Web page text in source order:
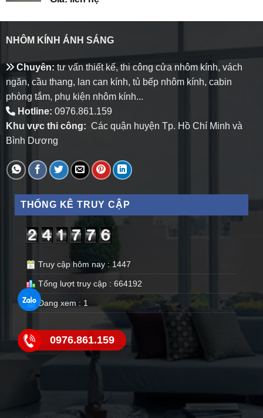
NHÔM KÍNH ÁNH SÁNG
Chuyên: tư vấn thiết kế, thi công cửa nhôm kính, vách
ngăn, cầu thang, lan can kính, tủ bếp nhôm kính, cabin
phòng tắm, phụ kiện nhôm kính...
Hotline: 0976.861.159
Khu vực thi công: Các quận huyện Tp. Hồ Chí Minh và
Bình Dương
THỐNG KÊ TRUY CẬP
Truy cập hôm nay : 1447
Tổng lượt truy cập : 664192
Đang xem : 1
0976.861.159